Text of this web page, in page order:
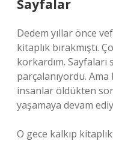
Sayfalar
Dedem yıllar önce
kitaplık bırakmıştı.
korkardım. Sayfaları
parçalanıyordu. Ama
insanlar öldükten
yaşamaya devam
O gece kalkıp